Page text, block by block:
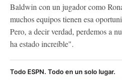
Baldwin con un jugador como
muchos equipos tienen esa
Pero, a decir verdad, perdemos a
ha estado increíble".
Todo ESPN. Todo en un solo lugar.